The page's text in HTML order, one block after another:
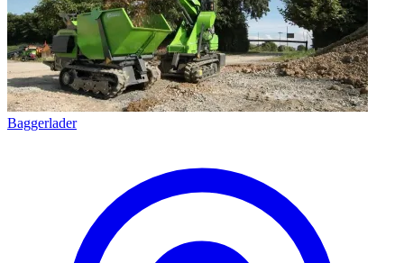
Baggerlader